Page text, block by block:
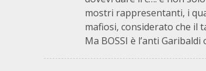
mostri rappresentanti, i
mafiosi, considerato che il
Ma BOSSI è l’anti